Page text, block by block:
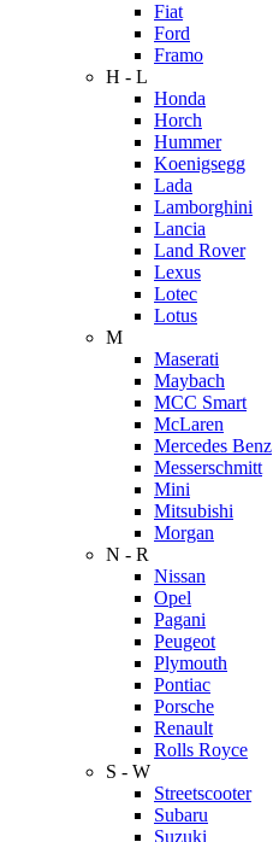
Fiat
Ford
Framo
H - L
Honda
Horch
Hummer
Koenigsegg
Lada
Lamborghini
Lancia
Land Rover
Lexus
Lotec
Lotus
M
Maserati
Maybach
MCC Smart
McLaren
Mercedes Benz
Messerschmitt
Mini
Mitsubishi
Morgan
N - R
Nissan
Opel
Pagani
Peugeot
Plymouth
Pontiac
Porsche
Renault
Rolls Royce
S - W
Streetscooter
Subaru
Suzuki